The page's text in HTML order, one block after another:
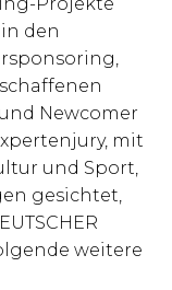
den
Newcomer
mit
und Sport,
gesichtet,
weitere